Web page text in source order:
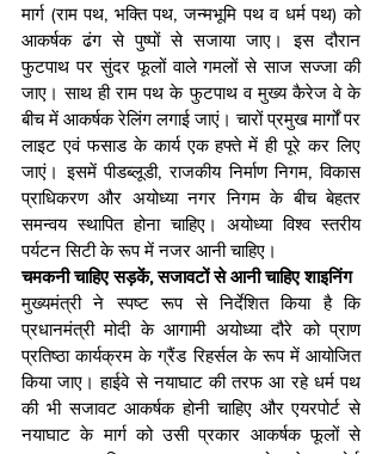
मार्ग (राम पथ, भक्ति पथ, जन्मभूमि पथ व धर्म पथ) को
आकर्षक ढंग से पुष्पों से सजाया जाए। इस दौरान
फुटपाथ पर सुंदर फूलों वाले गमलों से साज सज्जा की
जाए। साथ ही राम पथ के फुटपाथ व मुख्य कैरेज वे के
बीच में आकर्षक रेलिंग लगाई जाएं। चारों प्रमुख मार्गों पर
लाइट एवं फसाड के कार्य एक हफ्ते में ही पूरे कर लिए
जाएं। इसमें पीडब्लूडी, राजकीय निर्माण निगम, विकास
प्राधिकरण और अयोध्या नगर निगम के बीच बेहतर
समन्वय स्थापित होना चाहिए। अयोध्या विश्व स्तरीय
पर्यटन सिटी के रूप में नजर आनी चाहिए।
चमकनी चाहिए सड़कें, सजावटों से आनी चाहिए शाइनिंग
मुख्यमंत्री ने स्पष्ट रूप से निर्देशित किया है कि
प्रधानमंत्री मोदी के आगामी अयोध्या दौरे को प्राण
प्रतिष्ठा कार्यक्रम के ग्रैंड रिहर्सल के रूप में आयोजित
किया जाए। हाईवे से नयाघाट की तरफ आ रहे धर्म पथ
की भी सजावट आकर्षक होनी चाहिए और एयरपोर्ट से
नयाघाट के मार्ग को उसी प्रकार आकर्षक फूलों से